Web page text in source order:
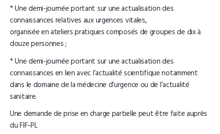
* Une demi-journée portant sur une actualisation des
connaissances relatives aux urgences vitales,
organisée en ateliers pratiques composés de groupes de dix à
douze personnes ;
* Une demi-journée portant sur une actualisation des
connaissances en lien avec l’actualité scientifique notamment
dans le domaine de la médecine d’urgence ou de l’actualité
sanitaire.
Une demande de prise en charge partielle peut être faite auprès
du FIF-PL